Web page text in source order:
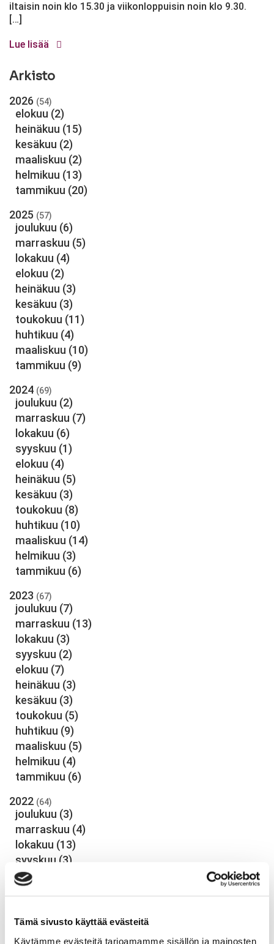
Tämä sivusto käyttää evästeitä
Käytämme evästeitä tarjoamamme sisällön ja mainosten
iltaisin noin klo 15.30 ja viikonloppuisin noin klo 9.30.
[…]
Lue lisää
Arkisto
2026 (54)
elokuu (2)
heinäkuu (15)
kesäkuu (2)
maaliskuu (2)
helmikuu (13)
tammikuu (20)
2025 (57)
joulukuu (6)
marraskuu (5)
lokakuu (4)
elokuu (2)
heinäkuu (3)
kesäkuu (3)
toukokuu (11)
huhtikuu (4)
maaliskuu (10)
tammikuu (9)
2024 (69)
joulukuu (2)
marraskuu (7)
lokakuu (6)
syyskuu (1)
elokuu (4)
heinäkuu (5)
kesäkuu (3)
toukokuu (8)
huhtikuu (10)
maaliskuu (14)
helmikuu (3)
tammikuu (6)
2023 (67)
joulukuu (7)
marraskuu (13)
lokakuu (3)
syyskuu (2)
elokuu (7)
heinäkuu (3)
kesäkuu (3)
toukokuu (5)
huhtikuu (9)
maaliskuu (5)
helmikuu (4)
tammikuu (6)
2022 (64)
joulukuu (3)
marraskuu (4)
lokakuu (13)
syyskuu (3)
elokuu
heinäkuu
toukokuu(2)
huhtikuu